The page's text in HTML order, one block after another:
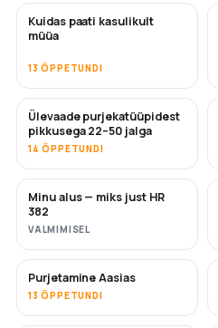
UUS
Kuidas paati kasulikult
müüa
13 ÕPPETUNDI
TULEMAS
Ülevaade purjekatüüpidest
pikkusega 22–50 jalga
14 ÕPPETUNDI
TULEMAS
Minu alus — miks just HR
382
VALMIMISEL
TULEMAS
Purjetamine Aasias
13 ÕPPETUNDI